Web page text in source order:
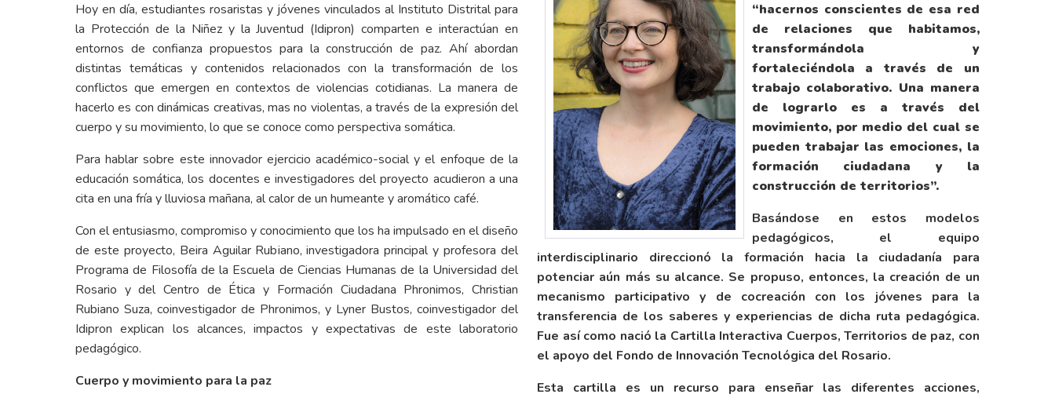
Hoy en día, estudiantes rosaristas y jóvenes vinculados al Instituto Distrital para
la Protección de la Niñez y la Juventud (Idipron) comparten e interactúan en
entornos de confianza propuestos para la construcción de paz. Ahí abordan
distintas temáticas y contenidos relacionados con la transformación de los
conflictos que emergen en contextos de violencias cotidianas. La manera de
hacerlo es con dinámicas creativas, mas no violentas, a través de la expresión del
cuerpo y su movimiento, lo que se conoce como perspectiva somática.
Para hablar sobre este innovador ejercicio académico-social y el enfoque de la
educación somática, los docentes e investigadores del proyecto acudieron a una
cita en una fría y lluviosa mañana, al calor de un humeante y aromático café.
Con el entusiasmo, compromiso y conocimiento que los ha impulsado en el diseño
de este proyecto, Beira Aguilar Rubiano, investigadora principal y profesora del
Programa de Filosofía de la Escuela de Ciencias Humanas de la Universidad del
Rosario y del Centro de Ética y Formación Ciudadana Phronimos, Christian
Rubiano Suza, coinvestigador de Phronimos, y Lyner Bustos, coinvestigador del
Idipron explican los alcances, impactos y expectativas de este laboratorio
pedagógico.
Cuerpo y movimiento para la paz
“hacernos conscientes de esa red
de relaciones que habitamos,
transformándola y
fortaleciéndola a través de un
trabajo colaborativo. Una manera
de lograrlo es a través del
movimiento, por medio del cual se
pueden trabajar las emociones, la
formación ciudadana y la
construcción de territorios”.
Basándose en estos modelos
pedagógicos, el equipo
interdisciplinario direccionó la formación hacia la ciudadanía para
potenciar aún más su alcance. Se propuso, entonces, la creación de un
mecanismo participativo y de cocreación con los jóvenes para la
transferencia de los saberes y experiencias de dicha ruta pedagógica.
Fue así como nació la Cartilla Interactiva Cuerpos, Territorios de paz, con
el apoyo del Fondo de Innovación Tecnológica del Rosario.
Esta cartilla es un recurso para enseñar las diferentes acciones,